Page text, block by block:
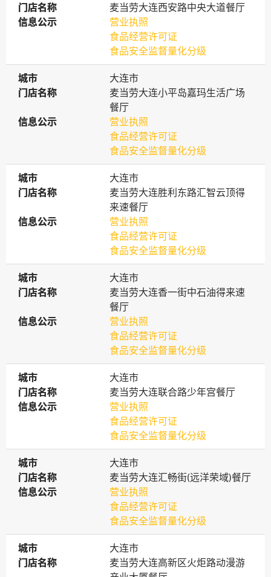
门店名称
门店名称
麦当劳大连西安路中央大道餐厅
信息公示
信息公示
营业执照
食品经营许可证
食品安全监督量化分级
城市
城市
大连市
门店名称
门店名称
麦当劳大连小平岛嘉玛生活广场
餐厅
信息公示
信息公示
营业执照
食品经营许可证
食品安全监督量化分级
城市
城市
大连市
门店名称
门店名称
麦当劳大连胜利东路汇智云顶得
来速餐厅
信息公示
信息公示
营业执照
食品经营许可证
食品安全监督量化分级
城市
城市
大连市
门店名称
门店名称
麦当劳大连香一街中石油得来速
餐厅
信息公示
信息公示
营业执照
食品经营许可证
食品安全监督量化分级
城市
城市
大连市
门店名称
门店名称
麦当劳大连联合路少年宫餐厅
信息公示
信息公示
营业执照
食品经营许可证
食品安全监督量化分级
城市
城市
大连市
门店名称
门店名称
麦当劳大连汇畅街(远洋荣域)餐厅
信息公示
信息公示
营业执照
食品经营许可证
食品安全监督量化分级
城市
城市
大连市
门店名称
门店名称
麦当劳大连高新区火炬路动漫游